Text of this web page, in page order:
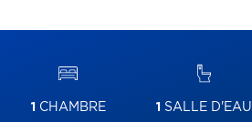
1 CHAMBRE 1 SALLE D'EAU